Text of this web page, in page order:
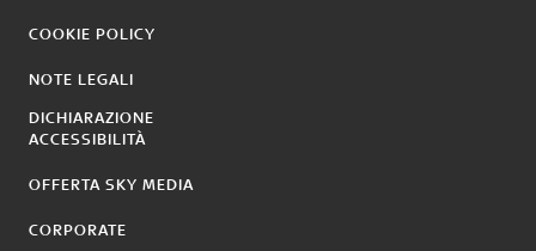
COOKIE POLICY
NOTE LEGALI
DICHIARAZIONE
ACCESSIBILITÀ
OFFERTA SKY MEDIA
CORPORATE